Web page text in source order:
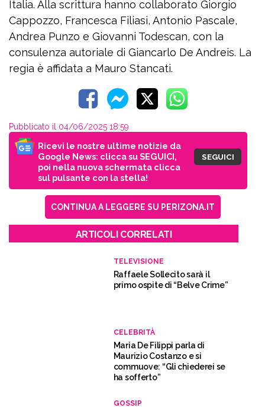
Italia. Alla scrittura hanno collaborato Giorgio
Cappozzo, Francesca Filiasi, Antonio Pascale,
Andrea Punzo e Giovanni Todescan, con la
consulenza autoriale di Giancarlo De Andreis. La
regia è affidata a Mauro Stancati.
Pubblicato il 04/06/2025 18:59
Ricevi le nostre ultime notizie da
Google News: clicca su SEGUICI,
poi nella nuova schermata clicca
sul pulsante con la stella!
SEGUICI
CONTINUA A LEGGERE SU PERIZONA.IT
ARTICOLI CORRELATI
TELEVISIONE
Raffaele Sollecito sarà il
primo ospite di “Belve Crime”
CELEBRITÀ
Maria De Filippi parla di
Maurizio Costanzo e si
commuove: “Gli chiederei se
ha sofferto”
GOSSIP